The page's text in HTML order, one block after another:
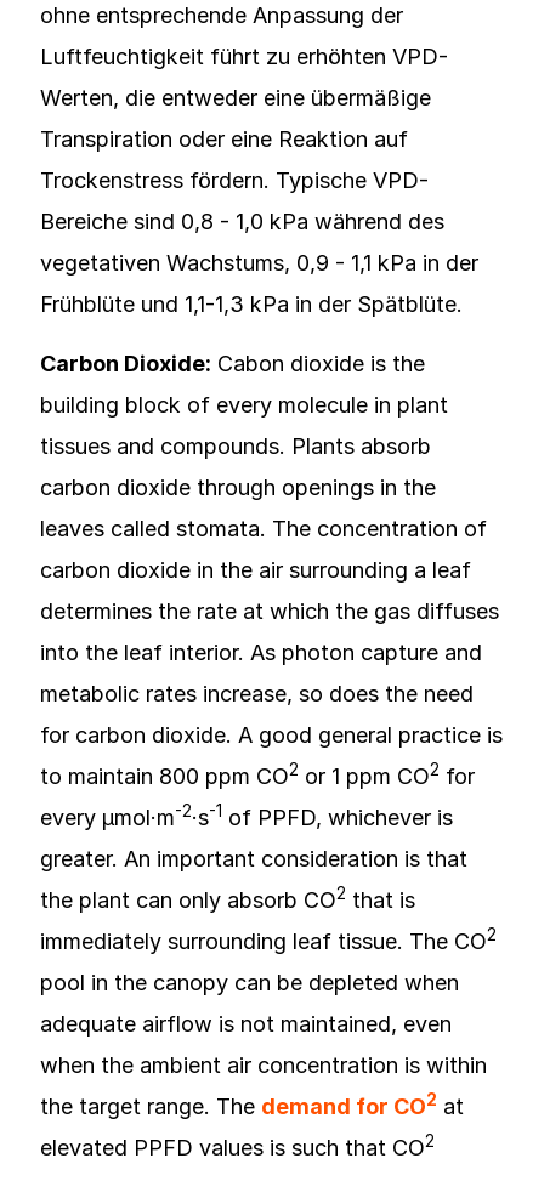
ohne entsprechende Anpassung der
Luftfeuchtigkeit führt zu erhöhten VPD-
Werten, die entweder eine übermäßige
Transpiration oder eine Reaktion auf
Trockenstress fördern. Typische VPD-
Bereiche sind 0,8 - 1,0 kPa während des
vegetativen Wachstums, 0,9 - 1,1 kPa in der
Frühblüte und 1,1-1,3 kPa in der Spätblüte.
Carbon Dioxide: Cabon dioxide is the
building block of every molecule in plant
tissues and compounds. Plants absorb
carbon dioxide through openings in the
leaves called stomata. The concentration of
carbon dioxide in the air surrounding a leaf
determines the rate at which the gas diffuses
into the leaf interior. As photon capture and
metabolic rates increase, so does the need
for carbon dioxide. A good general practice is
to maintain 800 ppm CO2 or 1 ppm CO2 for
every µmol·m-2·s-1 of PPFD, whichever is
greater. An important consideration is that
the plant can only absorb CO2 that is
immediately surrounding leaf tissue. The CO2
pool in the canopy can be depleted when
adequate airflow is not maintained, even
when the ambient air concentration is within
the target range. The demand for CO2 at
elevated PPFD values is such that CO2